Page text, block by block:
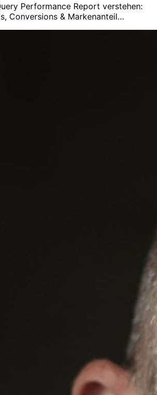
Performance Report verstehen:
Conversions & Markenanteil